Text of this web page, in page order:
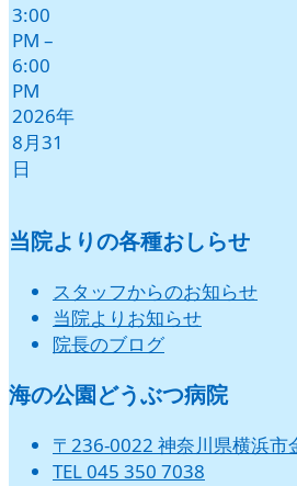
3:00
PM –
6:00
PM
2026年
8月31
日
当院よりの各種おしらせ
スタッフからのお知らせ
当院よりお知らせ
院長のブログ
海の公園どうぶつ病院
〒236-0022 神奈川県横浜市
TEL 045 350 7038